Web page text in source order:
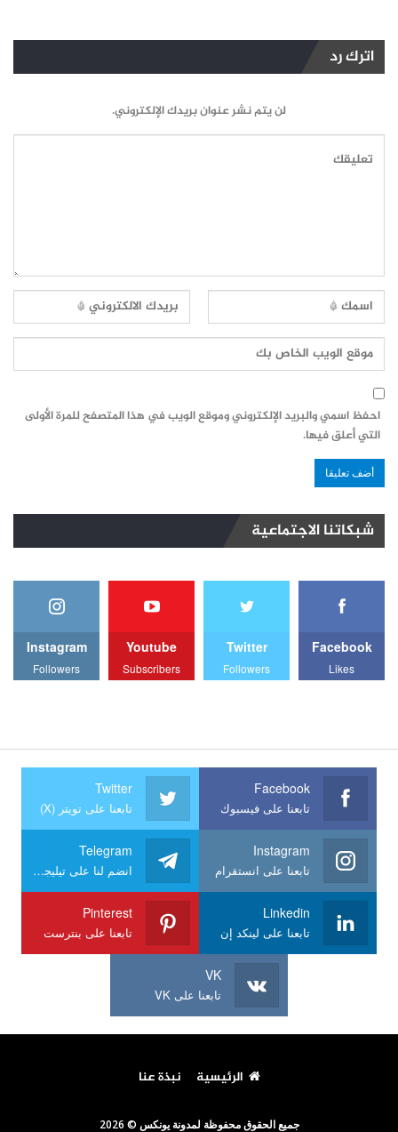
اترك رد
لن يتم نشر عنوان بريدك الإلكتروني.
احفظ اسمي والبريد الإلكتروني وموقع الويب في هذا المتصفح للمرة الأولى
التي أعلق فيها.
شبكاتنا الاجتماعية
Facebook
Likes
Twitter
Followers
Youtube
Subscribers
Instagram
Followers
Facebook
تابعنا على فيسبوك
Twitter
تابعنا على تويتر (X)
Instagram
تابعنا على انستقرام
Telegram
انضم لنا على تيليجرام
Linkedin
تابعنا على لينكد إن
Pinterest
تابعنا على بنترست
VK
تابعنا على VK
الرئيسية نبذة عنا
جميع الحقوق محفوظة لمدونة يونكس © 2026